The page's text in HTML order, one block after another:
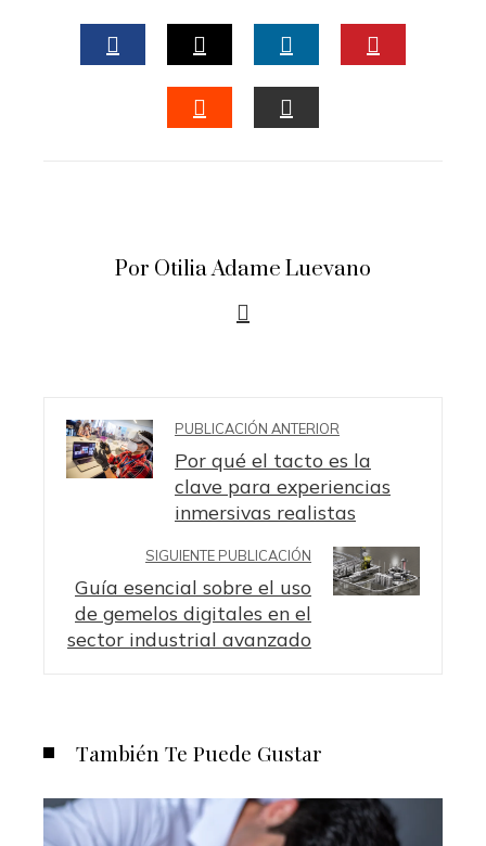
FACEBOOKTWITTERLINKEDIN
Por Otilia Adame Luevano
PUBLICACIÓN ANTERIOR
Por qué el tacto es la
clave para experiencias
inmersivas realistas
SIGUIENTE PUBLICACIÓN
Guía esencial sobre el uso
de gemelos digitales en el
sector industrial avanzado
También Te Puede Gustar